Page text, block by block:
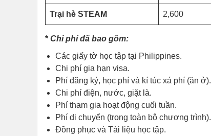
Trại hè STEAM 2,600
* Chi phí đã bao gồm:
Các giấy tờ học tập tại Philippines.
Chi phí gia hạn visa.
Phí đăng ký, học phí và kí túc xá phí (ăn ở).
Chi phí điện, nước, giặt là.
Phí tham gia hoạt động cuối tuần.
Phí di chuyển (trong toàn bộ chương trình).
Đồng phục và Tài liệu học tập.